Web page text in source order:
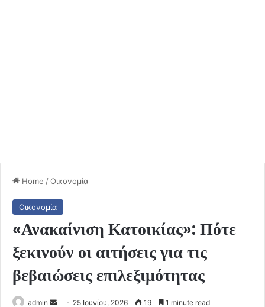
Home /Οικονομία
Οικονομία
«Ανακαίνιση Κατοικίας»: Πότε
ξεκινούν οι αιτήσεις για τις
βεβαιώσεις επιλεξιμότητας
admin
Send 25 Ιουνίου, 2026 19 1 minute read